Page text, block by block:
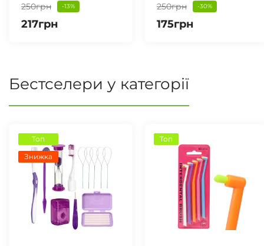
250грн -13%
217грн
250грн -30%
175грн
Бестселери у категорії
Топ
Знижка
Топ